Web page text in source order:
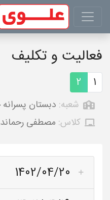
فعالیت و تکلیف
1
2
شعبه: دبستان
کلاس: مصطفی
1402/04/20